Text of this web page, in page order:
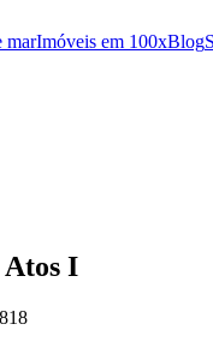
marImóveis em 100xBlog
Atos I